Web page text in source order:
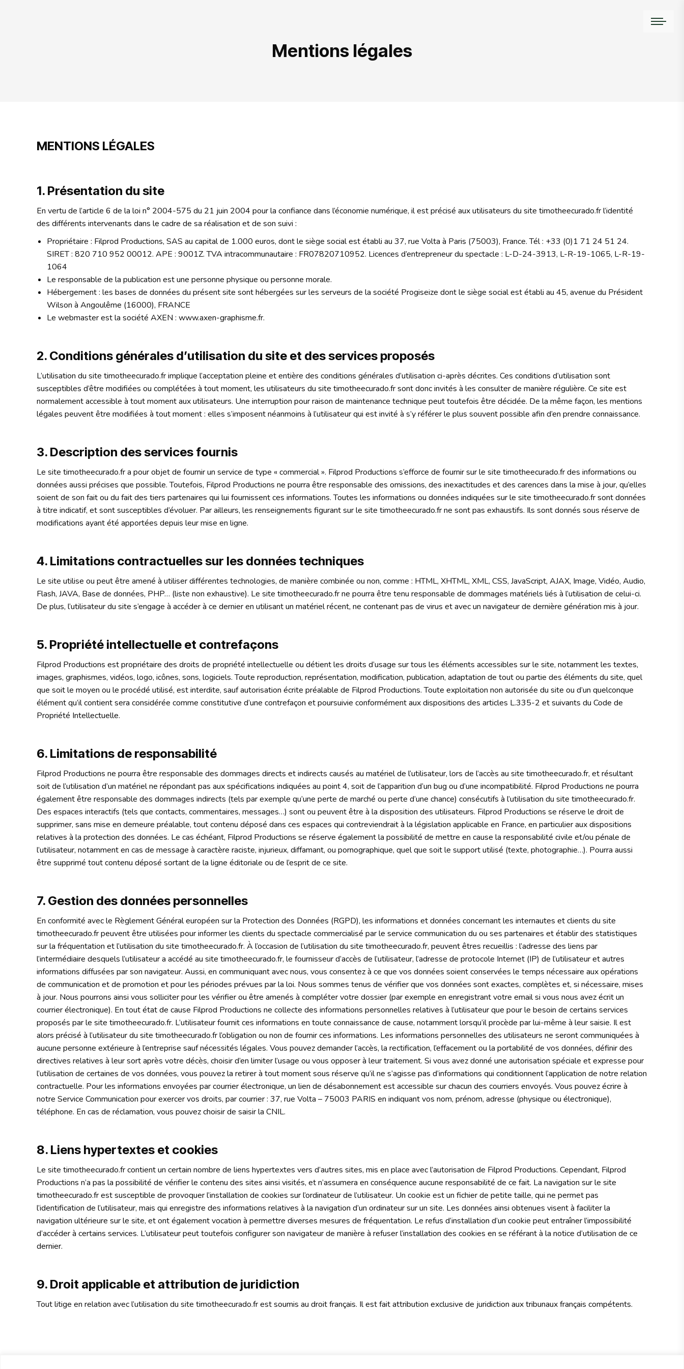
Mentions légales
MENTIONS LÉGALES
1. Présentation du site
En vertu de l’article 6 de la loi n° 2004-575 du 21 juin 2004 pour la confiance dans l’économie numérique, il est précisé aux utilisateurs du site timotheecurado.fr l’identité
des différents intervenants dans le cadre de sa réalisation et de son suivi :
Propriétaire : Filprod Productions, SAS au capital de 1.000 euros, dont le siège social est établi au 37, rue Volta à Paris (75003), France. Tél : +33 (0)1 71 24 51 24.
SIRET : 820 710 952 00012. APE : 9001Z. TVA intracommunautaire : FR07820710952. Licences d’entrepreneur du spectacle : L-D-24-3913, L-R-19-1065, L-R-19-
1064
Le responsable de la publication est une personne physique ou personne morale.
Hébergement : les bases de données du présent site sont hébergées sur les serveurs de la société Progiseize dont le siège social est établi au 45, avenue du Président
Wilson à Angoulême (16000), FRANCE
Le webmaster est la société AXEN : www.axen-graphisme.fr.
2. Conditions générales d’utilisation du site et des services proposés
L’utilisation du site timotheecurado.fr implique l’acceptation pleine et entière des conditions générales d’utilisation ci-après décrites. Ces conditions d’utilisation sont
susceptibles d’être modifiées ou complétées à tout moment, les utilisateurs du site timotheecurado.fr sont donc invités à les consulter de manière régulière. Ce site est
normalement accessible à tout moment aux utilisateurs. Une interruption pour raison de maintenance technique peut toutefois être décidée. De la même façon, les mentions
légales peuvent être modifiées à tout moment : elles s’imposent néanmoins à l’utilisateur qui est invité à s’y référer le plus souvent possible afin d’en prendre connaissance.
3. Description des services fournis
Le site timotheecurado.fr a pour objet de fournir un service de type « commercial ». Filprod Productions s’efforce de fournir sur le site timotheecurado.fr des informations ou
données aussi précises que possible. Toutefois, Filprod Productions ne pourra être responsable des omissions, des inexactitudes et des carences dans la mise à jour, qu’elles
soient de son fait ou du fait des tiers partenaires qui lui fournissent ces informations. Toutes les informations ou données indiquées sur le site timotheecurado.fr sont données
à titre indicatif, et sont susceptibles d’évoluer. Par ailleurs, les renseignements figurant sur le site timotheecurado.fr ne sont pas exhaustifs. Ils sont donnés sous réserve de
modifications ayant été apportées depuis leur mise en ligne.
4. Limitations contractuelles sur les données techniques
Le site utilise ou peut être amené à utiliser différentes technologies, de manière combinée ou non, comme : HTML, XHTML, XML, CSS, JavaScript, AJAX, Image, Vidéo, Audio,
Flash, JAVA, Base de données, PHP… (liste non exhaustive). Le site timotheecurado.fr ne pourra être tenu responsable de dommages matériels liés à l’utilisation de celui-ci.
De plus, l’utilisateur du site s’engage à accéder à ce dernier en utilisant un matériel récent, ne contenant pas de virus et avec un navigateur de dernière génération mis à jour.
5. Propriété intellectuelle et contrefaçons
Filprod Productions est propriétaire des droits de propriété intellectuelle ou détient les droits d’usage sur tous les éléments accessibles sur le site, notamment les textes,
images, graphismes, vidéos, logo, icônes, sons, logiciels. Toute reproduction, représentation, modification, publication, adaptation de tout ou partie des éléments du site, quel
que soit le moyen ou le procédé utilisé, est interdite, sauf autorisation écrite préalable de Filprod Productions. Toute exploitation non autorisée du site ou d’un quelconque
élément qu’il contient sera considérée comme constitutive d’une contrefaçon et poursuivie conformément aux dispositions des articles L.335-2 et suivants du Code de
Propriété Intellectuelle.
6. Limitations de responsabilité
Filprod Productions ne pourra être responsable des dommages directs et indirects causés au matériel de l’utilisateur, lors de l’accès au site timotheecurado.fr, et résultant
soit de l’utilisation d’un matériel ne répondant pas aux spécifications indiquées au point 4, soit de l’apparition d’un bug ou d’une incompatibilité. Filprod Productions ne pourra
également être responsable des dommages indirects (tels par exemple qu’une perte de marché ou perte d’une chance) consécutifs à l’utilisation du site timotheecurado.fr.
Des espaces interactifs (tels que contacts, commentaires, messages…) sont ou peuvent être à la disposition des utilisateurs. Filprod Productions se réserve le droit de
supprimer, sans mise en demeure préalable, tout contenu déposé dans ces espaces qui contreviendrait à la législation applicable en France, en particulier aux dispositions
relatives à la protection des données. Le cas échéant, Filprod Productions se réserve également la possibilité de mettre en cause la responsabilité civile et/ou pénale de
l’utilisateur, notamment en cas de message à caractère raciste, injurieux, diffamant, ou pornographique, quel que soit le support utilisé (texte, photographie…). Pourra aussi
être supprimé tout contenu déposé sortant de la ligne éditoriale ou de l’esprit de ce site.
7. Gestion des données personnelles
En conformité avec le Règlement Général européen sur la Protection des Données (RGPD), les informations et données concernant les internautes et clients du site
timotheecurado.fr peuvent être utilisées pour informer les clients du spectacle commercialisé par le service communication du ou ses partenaires et établir des statistiques
sur la fréquentation et l’utilisation du site timotheecurado.fr. À l’occasion de l’utilisation du site timotheecurado.fr, peuvent êtres recueillis : l’adresse des liens par
l’intermédiaire desquels l’utilisateur a accédé au site timotheecurado.fr, le fournisseur d’accès de l’utilisateur, l’adresse de protocole Internet (IP) de l’utilisateur et autres
informations diffusées par son navigateur. Aussi, en communiquant avec nous, vous consentez à ce que vos données soient conservées le temps nécessaire aux opérations
de communication et de promotion et pour les périodes prévues par la loi. Nous sommes tenus de vérifier que vos données sont exactes, complètes et, si nécessaire, mises
à jour. Nous pourrons ainsi vous solliciter pour les vérifier ou être amenés à compléter votre dossier (par exemple en enregistrant votre email si vous nous avez écrit un
courrier électronique). En tout état de cause Filprod Productions ne collecte des informations personnelles relatives à l’utilisateur que pour le besoin de certains services
proposés par le site timotheecurado.fr. L’utilisateur fournit ces informations en toute connaissance de cause, notamment lorsqu’il procède par lui-même à leur saisie. Il est
alors précisé à l’utilisateur du site timotheecurado.fr l’obligation ou non de fournir ces informations. Les informations personnelles des utilisateurs ne seront communiquées à
aucune personne extérieure à l’entreprise sauf nécessités légales. Vous pouvez demander l’accès, la rectification, l’effacement ou la portabilité de vos données, définir des
directives relatives à leur sort après votre décès, choisir d’en limiter l’usage ou vous opposer à leur traitement. Si vous avez donné une autorisation spéciale et expresse pour
l’utilisation de certaines de vos données, vous pouvez la retirer à tout moment sous réserve qu’il ne s’agisse pas d’informations qui conditionnent l’application de notre relation
contractuelle. Pour les informations envoyées par courrier électronique, un lien de désabonnement est accessible sur chacun des courriers envoyés. Vous pouvez écrire à
notre Service Communication pour exercer vos droits, par courrier : 37, rue Volta – 75003 PARIS en indiquant vos nom, prénom, adresse (physique ou électronique),
téléphone. En cas de réclamation, vous pouvez choisir de saisir la CNIL.
8. Liens hypertextes et cookies
Le site timotheecurado.fr contient un certain nombre de liens hypertextes vers d’autres sites, mis en place avec l’autorisation de Filprod Productions. Cependant, Filprod
Productions n’a pas la possibilité de vérifier le contenu des sites ainsi visités, et n’assumera en conséquence aucune responsabilité de ce fait. La navigation sur le site
timotheecurado.fr est susceptible de provoquer l’installation de cookies sur l’ordinateur de l’utilisateur. Un cookie est un fichier de petite taille, qui ne permet pas
l’identification de l’utilisateur, mais qui enregistre des informations relatives à la navigation d’un ordinateur sur un site. Les données ainsi obtenues visent à faciliter la
navigation ultérieure sur le site, et ont également vocation à permettre diverses mesures de fréquentation. Le refus d’installation d’un cookie peut entraîner l’impossibilité
d’accéder à certains services. L’utilisateur peut toutefois configurer son navigateur de manière à refuser l’installation des cookies en se référant à la notice d’utilisation de ce
dernier.
9. Droit applicable et attribution de juridiction
Tout litige en relation avec l’utilisation du site timotheecurado.fr est soumis au droit français. Il est fait attribution exclusive de juridiction aux tribunaux français compétents.